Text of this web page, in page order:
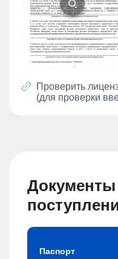
Проверить
(для проверки
Паспорт